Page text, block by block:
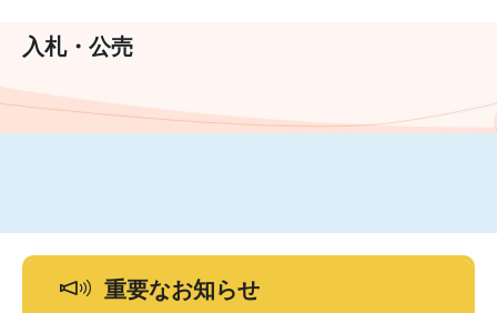
文
入札・公売
重要なお知らせ